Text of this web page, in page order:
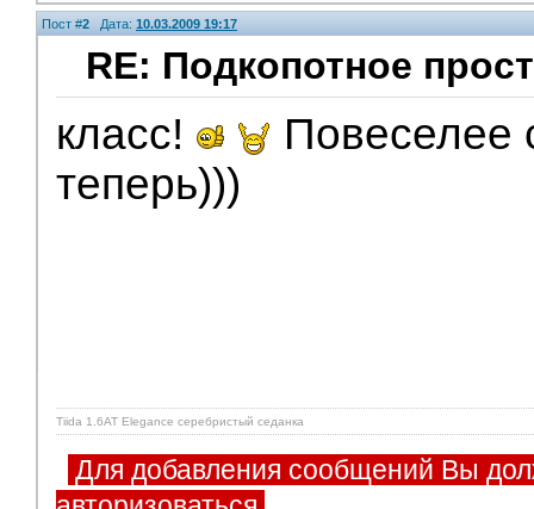
Пост #2 Дата: 10.03.2009 19:17
RE: Подкопотное
класс!
Повеселее
теперь)))
Tiida 1.6AT Elegance серебристый седанка
Для добавления сообщений Вы